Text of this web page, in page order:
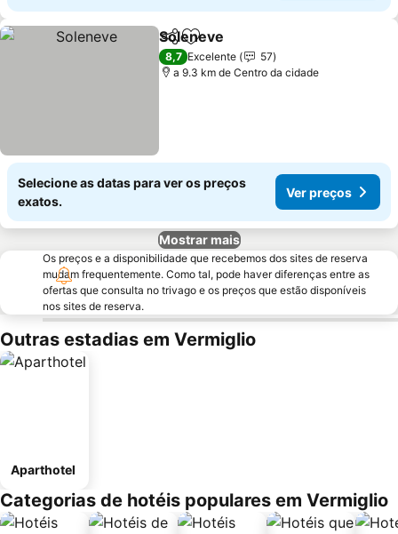
PartilharAdicionar aos favoritos
Soleneve
8,7 Excelente
57
a 9.3 km de Centro da cidade
Selecione as datas para ver os preços
exatos.
Ver preços
Mostrar mais
Os preços e a disponibilidade que recebemos dos sites de reserva
mudam frequentemente. Como tal, pode haver diferenças entre as
ofertas que consulta no trivago e os preços que estão disponíveis
nos sites de reserva.
Outras estadias em Vermiglio
Aparthotel
Categorias de hotéis populares em Vermiglio